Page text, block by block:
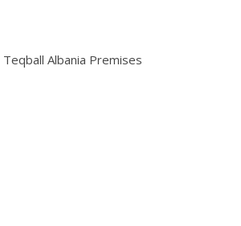
Albania Premises